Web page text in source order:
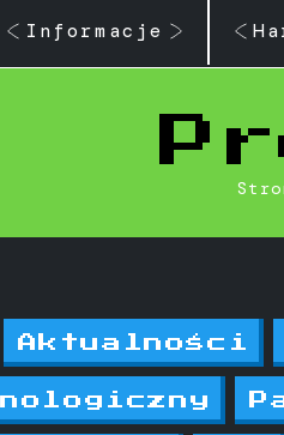
Informacje
Aktualności